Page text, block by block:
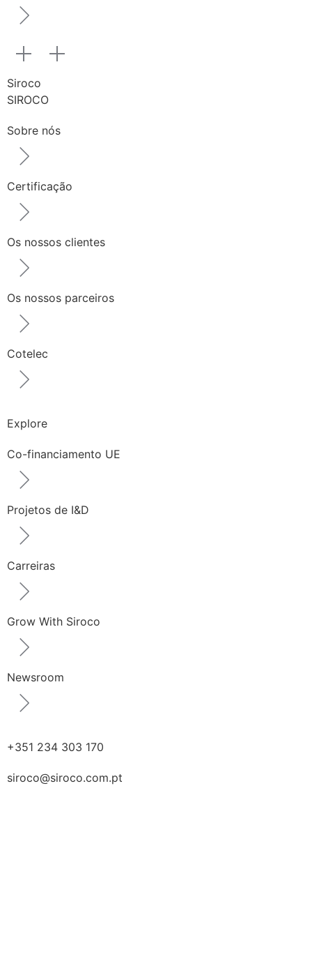
Siroco
SIROCO
Sobre nós
Certificação
Os nossos clientes
Os nossos parceiros
Cotelec
Explore
Co-financiamento UE
Projetos de I&D
Carreiras
Grow With Siroco
Newsroom
+351 234 303 170
siroco@siroco.com.pt